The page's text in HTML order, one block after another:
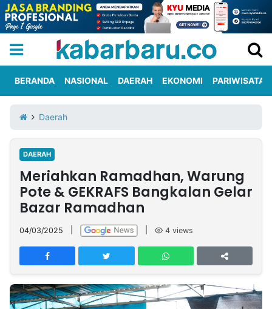
Iklan
Berita
Kami
Nasional
International
Olahraga
Entertainment
Daerah
Pariwisata
Kuliner
Kolom
Network
PT
TREETAN
INDONESIA
BERANDA NASIONAL DAERAH EKONOMI PARIWISATA
Daerah
DAERAH
Meriahkan Ramadhan, Warung
Pote & GEKRAFS Bangkalan Gelar
Bazar Ramadhan
04/03/2025 4 views